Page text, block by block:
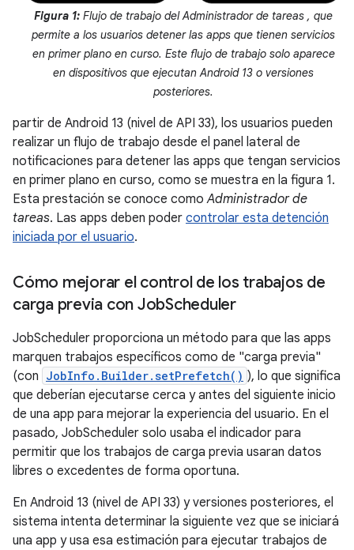
Figura 1: Flujo de trabajo del Administrador de tareas , que
permite a los usuarios detener las apps que tienen servicios
en primer plano en curso. Este flujo de trabajo solo aparece
en dispositivos que ejecutan Android 13 o versiones
posteriores.
partir de Android 13 (nivel de API 33), los usuarios pueden
realizar un flujo de trabajo desde el panel lateral de
notificaciones para detener las apps que tengan servicios
en primer plano en curso, como se muestra en la figura 1.
Esta prestación se conoce comoAdministrador de
tareas. Las apps deben poder controlar esta detención
iniciada por el usuario.
Cómo mejorar el control de los trabajos de
carga previa con JobScheduler
JobScheduler proporciona un método para que las apps
marquen trabajos específicos como de "carga previa"
(con JobInfo.Builder.setPrefetch() ), lo que significa
que deberían ejecutarse cerca y antes del siguiente inicio
de una app para mejorar la experiencia del usuario. En el
pasado, JobScheduler solo usaba el indicador para
permitir que los trabajos de carga previa usaran datos
libres o excedentes de forma oportuna.
En Android 13 (nivel de API 33) y versiones posteriores, el
sistema intenta determinar la siguiente vez que se iniciará
una app y usa esa estimación para ejecutar trabajos de